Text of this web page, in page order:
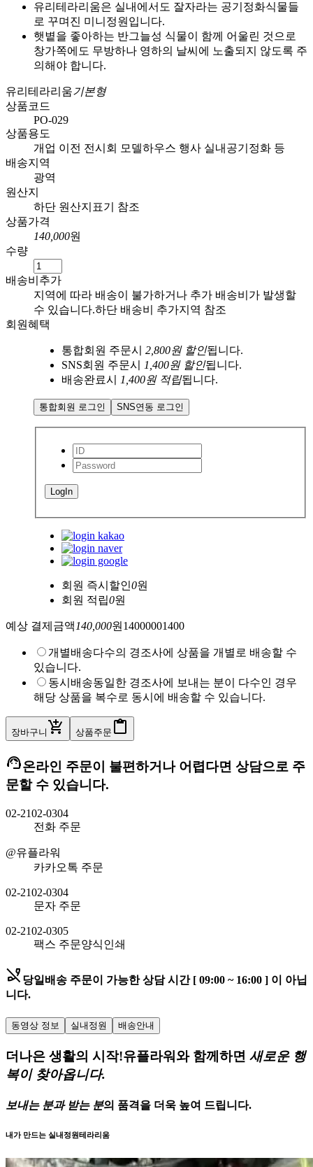
유리테라리움은 실내에서도 잘자라는 공기정화식물들
로 꾸며진 미니정원입니다.
햇볕을 좋아하는 반그늘성 식물이 함께 어울린 것으로
창가쪽에도 무방하나 영하의 날씨에 노출되지 않도록 주
의해야 합니다.
유리테라리움기본형
상품코드
PO-029
상품용도
개업 이전 전시회 모델하우스 행사 실내공기정화 등
배송지역
광역
원산지
하단 원산지표기 참조
상품가격
140,000원
수량
배송비추가
지역에 따라 배송이 불가하거나 추가 배송비가 발생할
수 있습니다.하단 배송비 추가지역 참조
회원혜택
통합회원 주문시 2,800원 할인됩니다.
SNS회원 주문시 1,400원 할인됩니다.
배송완료시 1,400원 적립됩니다.
통합회원 로그인 SNS연동 로그인
LogIn
회원 즉시할인0원
회원 적립0원
예상 결제금액 140,000원 14000001400
개별배송다수의 경조사에 상품을 개별로 배송할 수
있습니다.
동시배송동일한 경조사에 보내는 분이 다수인 경우
해당 상품을 복수로 동시에 배송할 수 있습니다.
장바구니 add_shopping_cart 상품주문 content_paste
support_agent온라인 주문이 불편하거나 어렵다면 상담으로 주
문할 수 있습니다.
02-2102-0304
전화 주문
@유플라워
카카오톡 주문
02-2102-0304
문자 주문
02-2102-0305
팩스 주문양식인쇄
phone_disabled 당일배송 주문이 가능한상담 시간 [ 09:00 ~ 16:00 ] 이 아닙
니다.
동영상 정보 실내정원 배송안내
더나은 생활의 시작!유플라워와 함께하면 새로운 행
복이 찾아옵니다.
보내는 분과 받는 분의 품격을 더욱 높여 드립니다.
내가 만드는 실내정원테라리움